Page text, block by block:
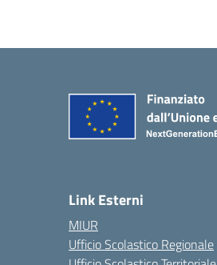
Link Esterni
MIUR
Ufficio Scolastico Regionale